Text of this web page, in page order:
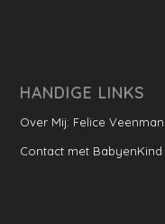
HANDIGE LINKS
Over Mij: Felice Veenman
Contact met BabyenKind